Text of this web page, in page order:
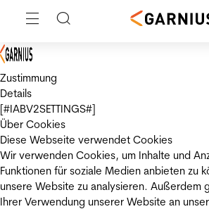
Zustimmung
Details
[#IABV2SETTINGS#]
Über Cookies
Diese Webseite verwendet Cookies
Wir verwenden Cookies, um Inhalte und
Funktionen für soziale Medien anbieten zu
unsere Website zu analysieren. Außerdem
Ihrer Verwendung unserer Website an